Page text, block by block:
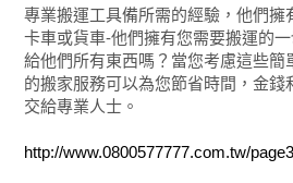
專業搬運工具備所需的經驗，他們擁
卡車或貨車-他們擁有您需要搬運的
給他們所有東西嗎？當您考慮這些簡
的搬家服務可以為您節省時間，金錢
交給專業人士。
http://www.0800577777.com.tw/